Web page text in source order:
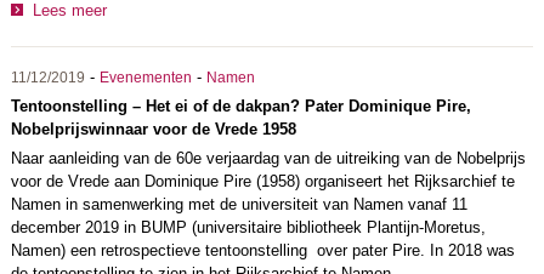
Lees meer
11/12/2019 - Evenementen - Namen
Tentoonstelling – Het ei of de dakpan? Pater Dominique Pire,
Nobelprijswinnaar voor de Vrede 1958
Naar aanleiding van de 60e verjaardag van de uitreiking van de Nobelprijs
voor de Vrede aan Dominique Pire (1958) organiseert het Rijksarchief te
Namen in samenwerking met de universiteit van Namen vanaf 11
december 2019 in BUMP (universitaire bibliotheek Plantijn-Moretus,
Namen) een retrospectieve tentoonstelling over pater Pire. In 2018 was